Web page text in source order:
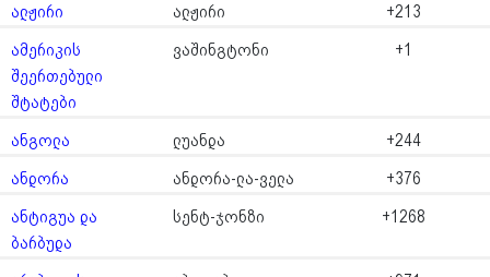
ალჟირი
ალჟირი
+213
ამერიკის
შეერთებული
შტატები
ვაშინგტონი +1
ანგოლა ლუანდა
+244
ანდორა
ანდორა-ლა-ველა
+376
ანტიგუა და
ბარბუდა
სენტ-ჯონზი +1268